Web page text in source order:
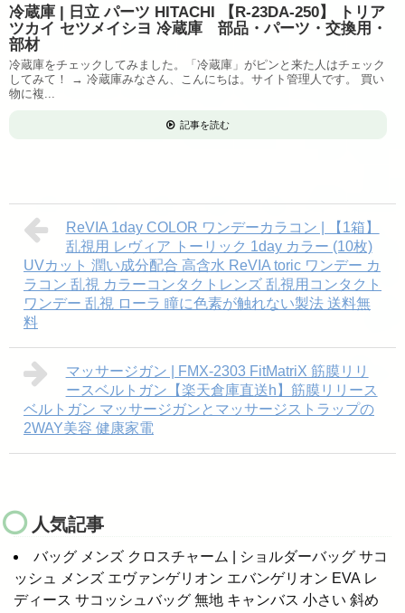
冷蔵庫 | 日立 パーツ HITACHI 【R-23DA-250】 トリア
ツカイ セツメイシヨ 冷蔵庫 部品・パーツ・交換用・
部材
冷蔵庫をチェックしてみました。「冷蔵庫」がピンと来た人はチェック
してみて！ → 冷蔵庫みなさん、こんにちは。サイト管理人です。 買い
物に複...
記事を読む
ReVIA 1day COLOR ワンデーカラコン | 【1箱】
乱視用 レヴィア トーリック 1day カラー (10枚)
UVカット 潤い成分配合 高含水 ReVIA toric ワンデー カ
ラコン 乱視 カラーコンタクトレンズ 乱視用コンタクト
ワンデー 乱視 ローラ 瞳に色素が触れない製法 送料無
料
マッサージガン | FMX-2303 FitMatriX 筋膜リリ
ースベルトガン【楽天倉庫直送h】筋膜リリース
ベルトガン マッサージガンとマッサージストラップの
2WAY美容 健康家電
人気記事
バッグ メンズ クロスチャーム | ショルダーバッグ サコ
ッシュ メンズ エヴァンゲリオン エバンゲリオン EVA レ
ディース サコッシュバッグ 無地 キャンバス 小さい 斜め